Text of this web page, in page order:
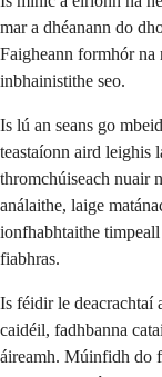
mar a dhéanann do
Faigheann formhór
inbhainistithe seo.
Is lú an seans go
teastaíonn aird leighis
thromchúiseach nuair
análaithe, laige
ionfhabhtaithe
fiabhras.
Is féidir le deacrachtaí
caidéil, fadhbanna
áireamh. Múinfidh do